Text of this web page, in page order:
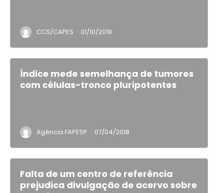
CCS/CAPES · 01/10/2019
Índice mede semelhança de tumores
com células-tronco pluripotentes
Agência FAPESP · 07/04/2018
Falta de um centro de referência
prejudica divulgação de acervo sobre